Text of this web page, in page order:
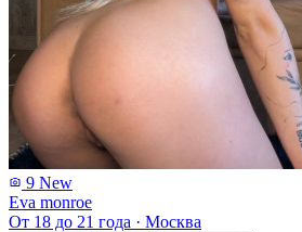
9 New
Eva monroe
От 18 до 21 года · Москва